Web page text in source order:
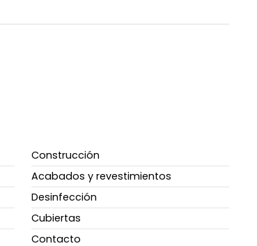
Construcción
Acabados y revestimientos
Desinfección
Cubiertas
Contacto